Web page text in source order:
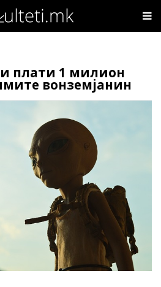
плати 1 милион
вонземјанин